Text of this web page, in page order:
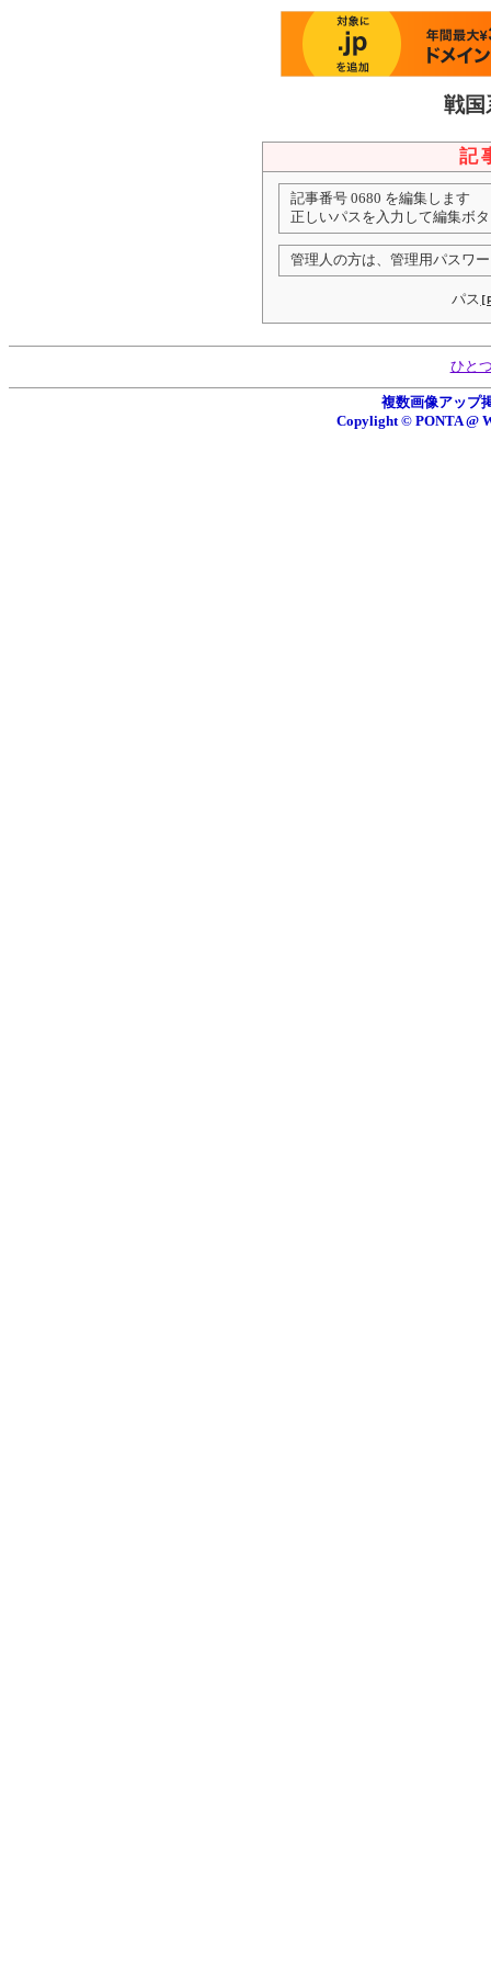
戦国
記
記事番号 0680 を編集します
正しいパスを入力して編集ボ
管理人の方は、管理用パスワ
パス
ひと
複数画像アップ
Copylight © PONTA @